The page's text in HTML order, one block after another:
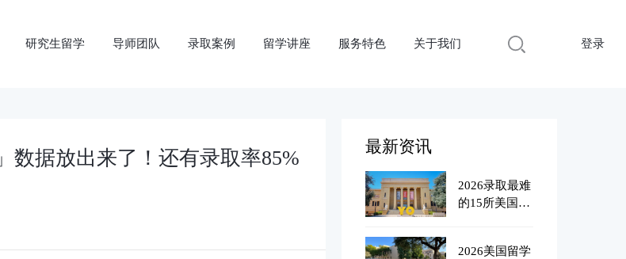
研究生留学 导师团队 录取案例 留学讲座 服务特色 关于我们 登录
数据放出来了！还有录取率85%
最新资讯
2026录取最难
的15所美国大
2026美国留学